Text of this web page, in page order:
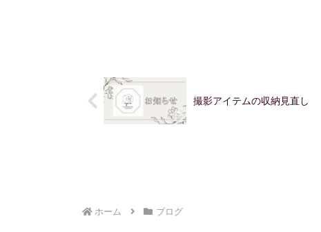
撮影アイテムの収納見直し
ホーム ブログ